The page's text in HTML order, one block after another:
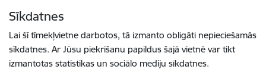
Sīkdatnes
Lai šī tīmekļvietne darbotos, tā izmanto obligāti nepieciešamās
sīkdatnes. Ar Jūsu piekrišanu papildus šajā vietnē var tikt
izmantotas statistikas un sociālo mediju sīkdatnes.